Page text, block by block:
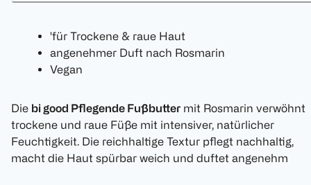
'für Trockene & raue Haut
angenehmer Duft nach Rosmarin
Vegan
Die bi good Pflegende Fußbutter mit Rosmarin verwöhnt
trockene und raue Füße mit intensiver, natürlicher
Feuchtigkeit. Die reichhaltige Textur pflegt nachhaltig,
macht die Haut spürbar weich und duftet angenehm